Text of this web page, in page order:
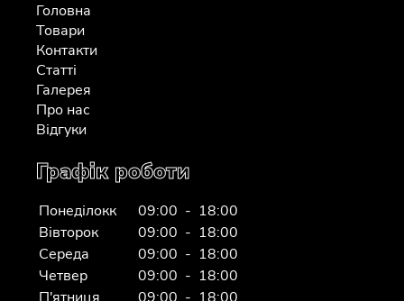
Головна
Товари
Контакти
Статті
Галерея
Про нас
Відгуки
Графік роботи
Понеділокк
09:00 - 18:00
Вівторок
09:00 - 18:00
Середа
09:00 - 18:00
Четвер
09:00 - 18:00